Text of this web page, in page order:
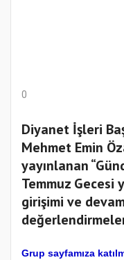
0
Diyanet İşleri
Mehmet Emin
yayınlanan
Temmuz Gecesi
girişimi ve
Grup sayfamıza